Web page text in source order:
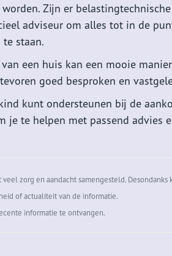
Zijn er
adviseur om alles tot in de
staan.
een huis kan een mooie
goed besproken en
kunt ondersteunen bij de
je te helpen met passend advies
zorg en aandacht samengesteld. Desondanks
of actualiteit van de informatie.
informatie te ontvangen.